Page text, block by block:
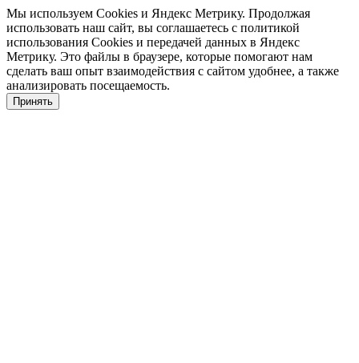
Мы используем Cookies и Яндекс Метрику. Продолжая
использовать наш сайт, вы соглашаетесь с политикой
использования Cookies и передачей данных в Яндекс
Метрику. Это файлы в браузере, которые помогают нам
сделать ваш опыт взаимодействия с сайтом удобнее, а также
анализировать посещаемость.
Принять